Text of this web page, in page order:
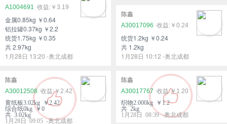
A1004691
￥3.19
金属0.85kg ￥0.64
铝拉罐0.37kg ￥2.2
统货1.75kg ￥0.35
共 2.97kg
1月28日 13:20 -奥北成都
陈鑫
A30017096
￥0.24
统货1.2kg ￥0.24
共 1.2kg
1月28日 10:12 -奥北成都
陈鑫
A30012508
￥2.42
黄纸板3.02kg ￥2.42
综合纸0kg ￥0
共 3.02kg
1月28日 09:05 -奥北成都
陈鑫
A30017767
￥1.20
织物2.000kg ￥1.2
共 2kg
1月28日 08:39 -奥北成都